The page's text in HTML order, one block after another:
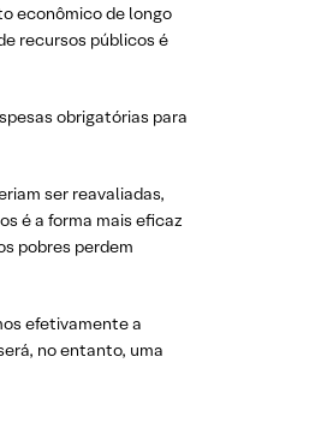
econômico de longo
recursos públicos é
obrigatórias para
ser reavaliadas,
é a forma mais eficaz
pobres perdem
efetivamente a
no entanto, uma